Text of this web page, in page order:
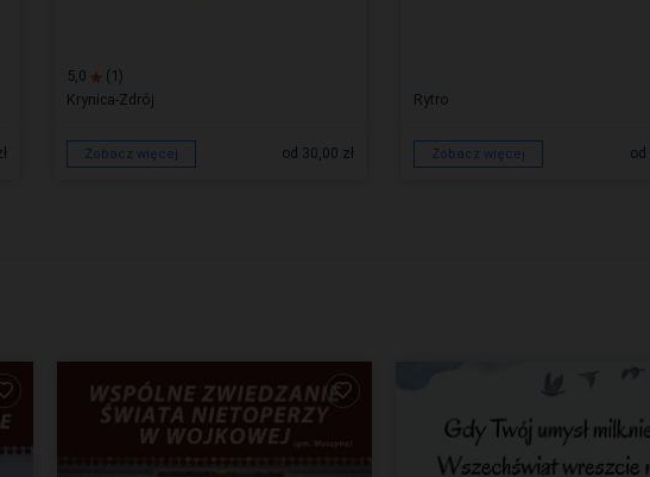
5,0
(1)
Krynica-Zdrój
Zobacz więcej od 30,00 zł
Rytro
Zobacz więcej od